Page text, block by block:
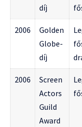
díj
2006
Golden
Globe-
díj
2006
Screen
Actors
Guild
Award